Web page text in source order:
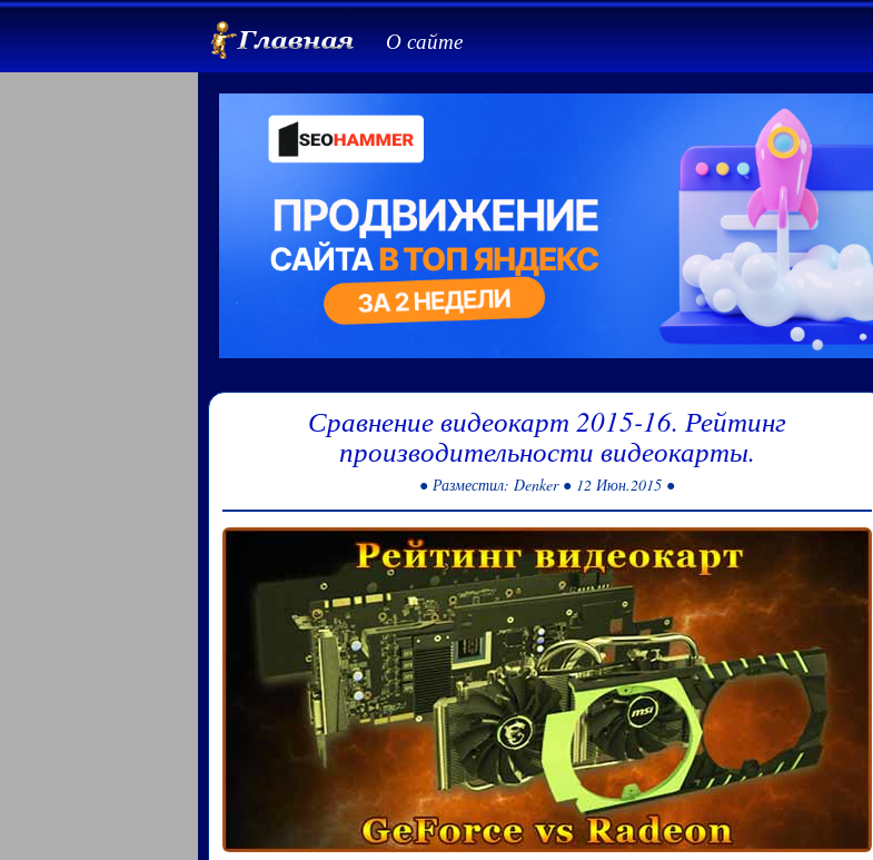
О сайте
Сравнение видеокарт 2015-16. Рейтинг
производительности видеокарты.
● Разместил: Denker ● 12 Июн.2015 ●